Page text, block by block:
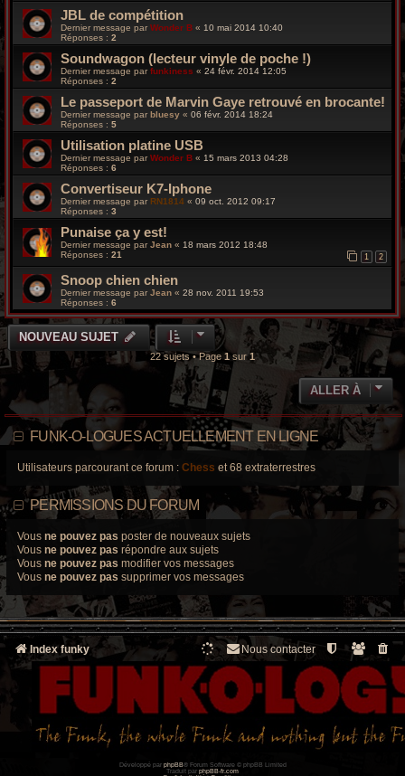
JBL de compétition
Dernier message par Wonder B « 10 mai 2014 10:40
Réponses : 2
Soundwagon (lecteur vinyle de poche !)
Dernier message parfunkiness « 24 févr. 2014 12:05
Réponses : 2
Le passeport de Marvin Gaye retrouvé en brocante!
Dernier message par bluesy « 06 févr. 2014 18:24
Réponses : 5
Utilisation platine USB
Dernier message parWonder B « 15 mars 2013 04:28
Réponses : 6
Convertiseur K7-Iphone
Dernier message par RN1814 « 09 oct. 2012 09:17
Réponses : 3
Punaise ça y est!
Dernier message parJean « 18 mars 2012 18:48
Réponses : 21 1 2
Snoop chien chien
Dernier message par Jean « 28 nov. 2011 19:53
Réponses : 6
NOUVEAU SUJET
22 sujets • Page 1 sur1
ALLER À
FUNK-O-LOGUES ACTUELLEMENT EN LIGNE
Utilisateurs parcourant ce forum : Chess et 68 extraterrestres
PERMISSIONS DU FORUM
Vous ne pouvez pas poster de nouveaux sujets
Vous ne pouvez pas répondre aux sujets
Vous ne pouvez pas modifier vos messages
Vous ne pouvez pas supprimer vos messages
Index funky Nous contacter
Développé par phpBB® Forum Software © phpBB Limited
Traduit par phpBB-fr.com